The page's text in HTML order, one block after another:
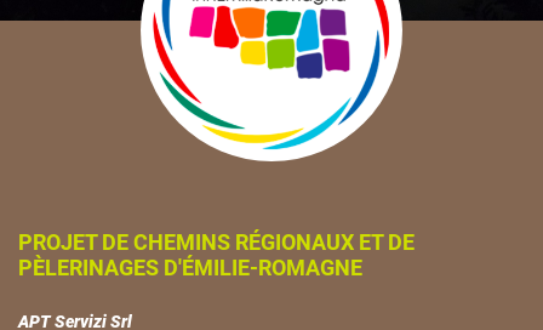
PROJET DE CHEMINS RÉGIONAUX ET DE
PÈLERINAGES D'ÉMILIE-ROMAGNE
APT Servizi Srl